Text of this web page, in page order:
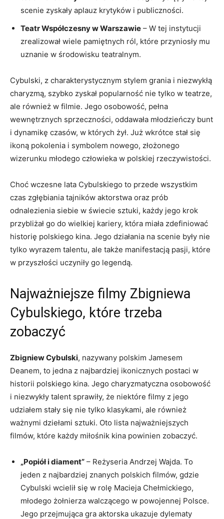
scenie zyskały aplauz krytyków i publiczności.
Teatr Współczesny w Warszawie – W tej instytucji
zrealizował wiele pamiętnych ról, które przyniosły mu
uznanie w środowisku teatralnym.
Cybulski, z charakterystycznym stylem grania i niezwykłą
charyzmą, szybko zyskał popularność nie tylko w teatrze,
ale również w filmie. Jego osobowość, pełna
wewnętrznych sprzeczności, oddawała młodzieńczy bunt
i dynamikę czasów, w których żył. Już wkrótce stał się
ikoną pokolenia i symbolem nowego, złożonego
wizerunku młodego człowieka w polskiej rzeczywistości.
Choć wczesne lata Cybulskiego to przede wszystkim
czas zgłębiania tajników aktorstwa oraz prób
odnalezienia siebie w świecie sztuki, każdy jego krok
przybliżał go do wielkiej kariery, która miała zdefiniować
historię polskiego kina. Jego działania na scenie były nie
tylko wyrazem talentu, ale także manifestacją pasji, które
w przyszłości uczyniły go legendą.
Najważniejsze filmy Zbigniewa
Cybulskiego, które trzeba
zobaczyć
Zbigniew Cybulski, nazywany polskim Jamesem
Deanem, to jedna z najbardziej ikonicznych postaci w
historii polskiego kina. Jego charyzmatyczna osobowość
i niezwykły talent sprawiły, że niektóre filmy z jego
udziałem stały się nie tylko klasykami, ale również
ważnymi dziełami sztuki. Oto lista najważniejszych
filmów, które każdy miłośnik kina powinien zobaczyć.
„Popiół i diament” – Reżyseria Andrzej Wajda. To
jeden z najbardziej znanych polskich filmów, gdzie
Cybulski wcielił się w rolę Macieja Chełmickiego,
młodego żołnierza walczącego w powojennej Polsce.
Jego przejmująca gra aktorska ukazuje dylematy